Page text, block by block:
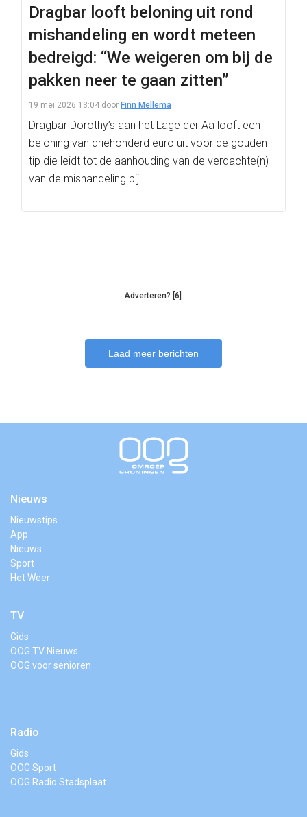
Dragbar looft beloning uit rond
mishandeling en wordt meteen
bedreigd: “We weigeren om bij de
pakken neer te gaan zitten”
19 mei 2026 13:04 door Finn Mellema
Dragbar Dorothy’s aan het Lage der Aa looft een
beloning van driehonderd euro uit voor de gouden
tip die leidt tot de aanhouding van de verdachte(n)
van de mishandeling bij…
Adverteren? [6]
Laad meer berichten
Nieuws
Nieuwstips
App
Nieuws
Sport
Het Weer
TV
Gids
OOG TV Nieuws
OOG voor senioren
Radio
Gids
OOG Sport
OOG Radio Stadsplaat